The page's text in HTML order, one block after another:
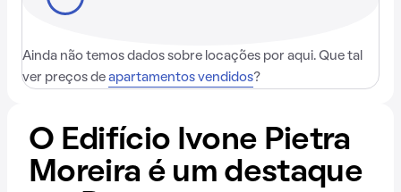
Ainda não temos dados sobre locações por aqui. Que tal
ver preços de apartamentos vendidos?
O Edifício Ivone Pietra
Moreira é um destaque